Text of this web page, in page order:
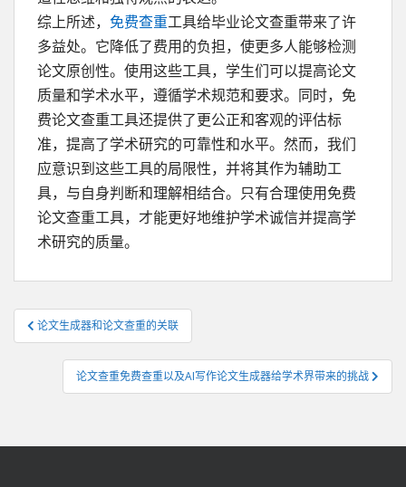
综上所述， 免费查重工具给毕业论文查重带来了许
多益处。它降低了费用的负担，使更多人能够检测
论文原创性。使用这些工具，学生们可以提高论文
质量和学术水平，遵循学术规范和要求。同时，免
费论文查重工具还提供了更公正和客观的评估标
准，提高了学术研究的可靠性和水平。然而，我们
应意识到这些工具的局限性，并将其作为辅助工
具，与自身判断和理解相结合。只有合理使用免费
论文查重工具，才能更好地维护学术诚信并提高学
术研究的质量。
文
章
论文生成器和论文查重的关联
论文查重免费查重以及AI写作论文生成器给学术界带来的挑战